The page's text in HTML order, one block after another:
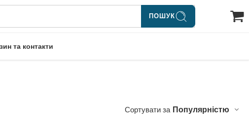
ПОШУК
та контакти
Сортувати за Популярністю